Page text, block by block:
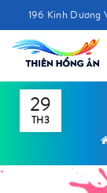
196 Kinh Dương
29
TH3